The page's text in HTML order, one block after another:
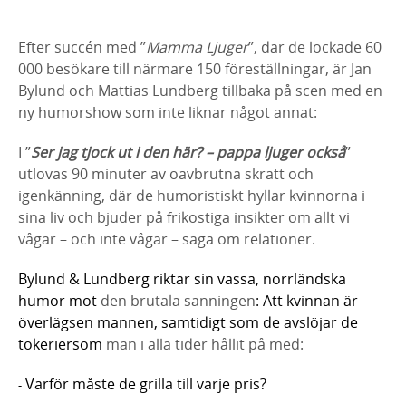
Efter succén med ”Mamma Ljuger”, där de lockade 60
000 besökare till närmare 150 föreställningar, är Jan
Bylund och Mattias Lundberg tillbaka på scen med en
ny humorshow som inte liknar något annat:
I ”Ser jag tjock ut i den här? – pappa ljuger också”
utlovas 90 minuter av oavbrutna skratt och
igenkänning, där de humoristiskt hyllar kvinnorna i
sina liv och bjuder på frikostiga insikter om allt vi
vågar – och inte vågar – säga om relationer.
Bylund & Lundberg riktar sin vassa, norrländska
humor mot den brutala sanningen: Att kvinnan är
överlägsen mannen, samtidigt som de avslöjar de
tokeriersom män i alla tider hållit på med:
- Varför måste de grilla till varje pris?